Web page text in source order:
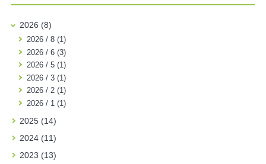
2026 (8)
2026 / 8 (1)
2026 / 6 (3)
2026 / 5 (1)
2026 / 3 (1)
2026 / 2 (1)
2026 / 1 (1)
2025 (14)
2024 (11)
2023 (13)